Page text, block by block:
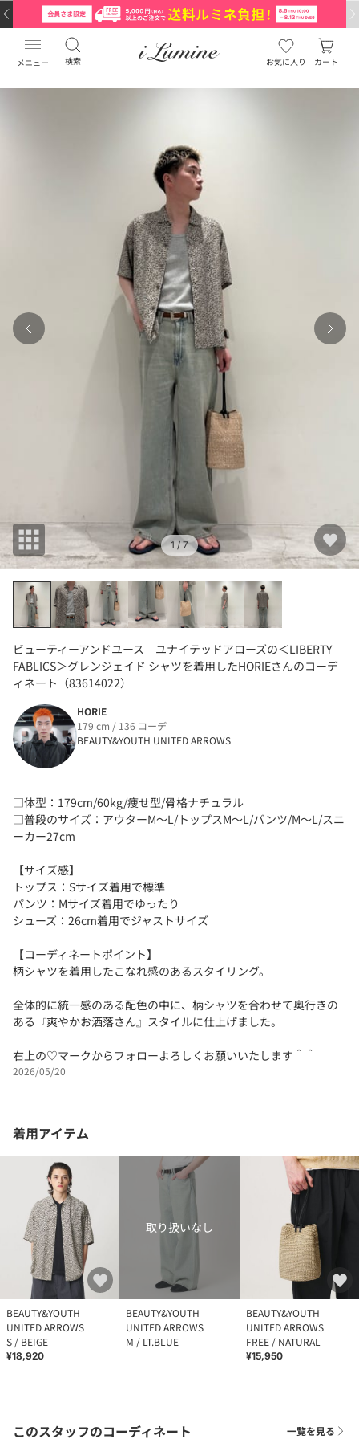
メニュー 検索 お気に入り カート
1/ 7
ビューティーアンドユース ユナイテッドアローズの＜LIBERTY
FABLICS＞グレンジェイド シャツを着用したHORIEさんのコーデ
ィネート（83614022）
HORIE
179 cm / 136 コーデ
BEAUTY&YOUTH UNITED ARROWS
□体型：179cm/60kg/痩せ型/骨格ナチュラル
□普段のサイズ：アウターM〜L/トップスM〜L/パンツ/M〜L/スニ
ーカー27cm
【サイズ感】
トップス：Sサイズ着用で標準
パンツ：Mサイズ着用でゆったり
シューズ：26cm着用でジャストサイズ
【コーディネートポイント】
柄シャツを着用したこなれ感のあるスタイリング。
全体的に統一感のある配色の中に、柄シャツを合わせて奥行きの
ある『爽やかお洒落さん』スタイルに仕上げました。
右上の♡マークからフォローよろしくお願いいたします＾＾
2026/05/20
着用アイテム
BEAUTY&YOUTH
UNITED ARROWS
S / BEIGE
¥18,920
取り扱いなし
BEAUTY&YOUTH
UNITED ARROWS
M / LT.BLUE
BEAUTY&YOUTH
UNITED ARROWS
FREE / NATURAL
¥15,950
このスタッフのコーディネート 一覧を見る